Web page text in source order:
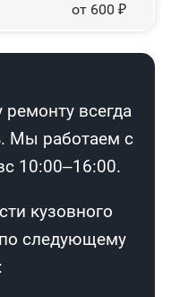
от 600 ₽
всегда
Мы работаем с
10:00–16:00.
кузовного
следующему